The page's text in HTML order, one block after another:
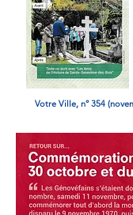
Votre Ville, n° 354